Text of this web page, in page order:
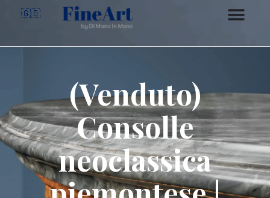
🇬🇧
(Venduto)
Consolle
neoclassica